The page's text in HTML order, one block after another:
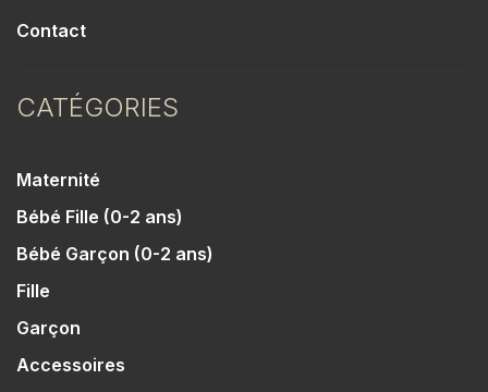
Contact
CATÉGORIES
Maternité
Bébé Fille (0-2 ans)
Bébé Garçon (0-2 ans)
Fille
Garçon
Accessoires